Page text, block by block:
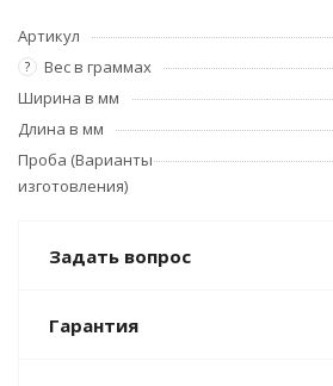
Артикул
? Вес в граммах
Ширина в мм
Длина в мм
Проба (Варианты
изготовления)
Задать вопрос
Гарантия